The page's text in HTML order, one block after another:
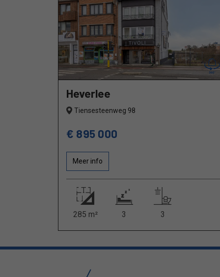
Heverlee
Tiensesteenweg 98
€ 895 000
Meer info
285 m² 3 3